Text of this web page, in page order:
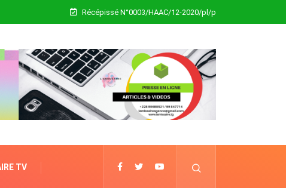
Récépissé N°0003/HAAC/12-2020/pl/p
TV